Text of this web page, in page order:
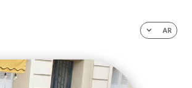
AR